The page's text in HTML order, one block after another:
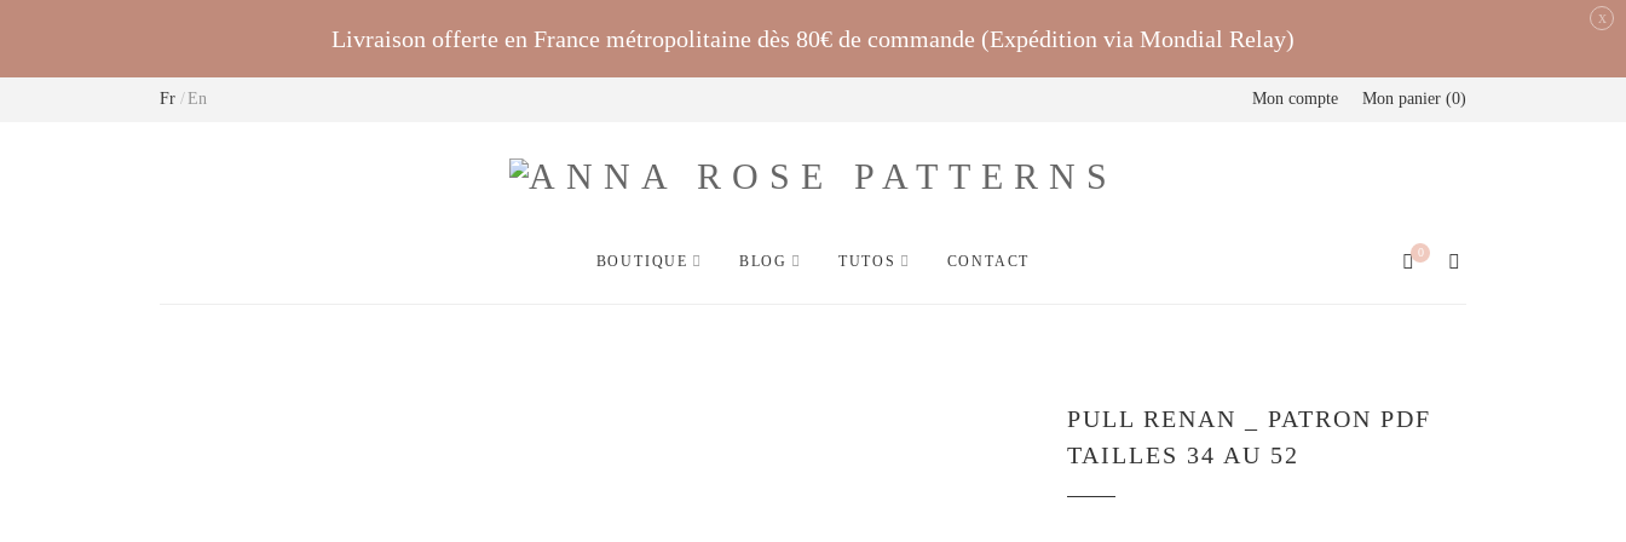
Fr En Mon compte Mon panier 0
BOUTIQUE BLOG TUTOS CONTACT
0
PULL RENAN _ PATRON PDF
TAILLES 34 AU 52
Livraison offerte en France métropolitaine dès 80€ de commande (Expédition via Mondial Relay)
x